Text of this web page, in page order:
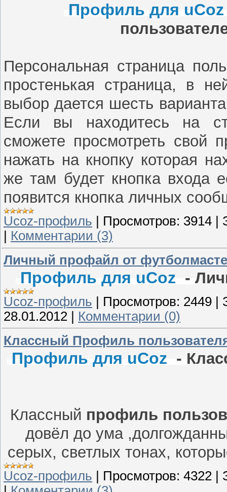
Профиль для uCoz
Персональная страница
простенькая страница, в
выбор дается шесть
Если вы находитесь на
сможете просмотреть свой
нажать на кнопку которая
же там будет кнопка входа
появится кнопка личных
Ucoz-профиль Просмотров: 3914
Комментарии (3)
Личный профайл от
Профиль для uCoz -
Ucoz-профиль Просмотров: 2449
28.01.2012
Комментарии (0)
Классный Профиль
Профиль для uCoz -
Классный профиль
довёл до ума
серых, светлых тонах,
Ucoz-профиль | Просмотров: 4322 |